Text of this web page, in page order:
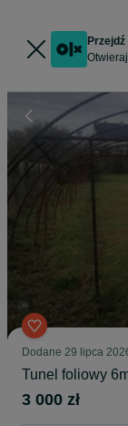
Dodane 29 lipca
Tunel foliowy
3 000 zł